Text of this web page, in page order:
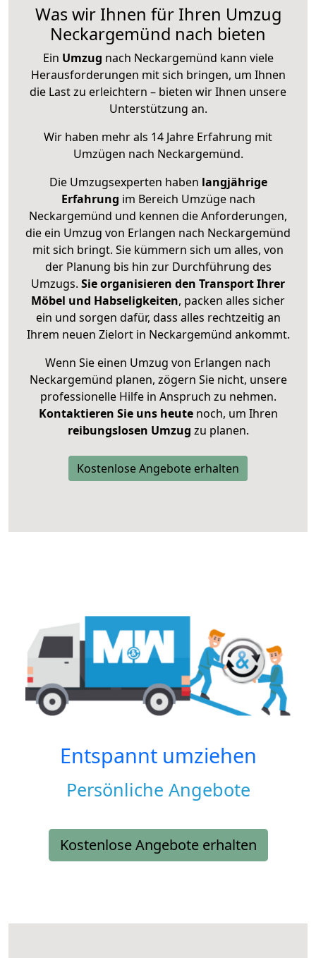
Was wir Ihnen für Ihren Umzug
Neckargemünd nach bieten
Ein Umzug nach Neckargemünd kann viele
Herausforderungen mit sich bringen, um Ihnen
die Last zu erleichtern – bieten wir Ihnen unsere
Unterstützung an.
Wir haben mehr als 14 Jahre Erfahrung mit
Umzügen nach Neckargemünd.
Die Umzugsexperten haben langjährige
Erfahrung im Bereich Umzüge nach
Neckargemünd und kennen die Anforderungen,
die ein Umzug von Erlangen nach Neckargemünd
mit sich bringt. Sie kümmern sich um alles, von
der Planung bis hin zur Durchführung des
Umzugs. Sie organisieren den Transport Ihrer
Möbel und Habseligkeiten, packen alles sicher
ein und sorgen dafür, dass alles rechtzeitig an
Ihrem neuen Zielort in Neckargemünd ankommt.
Wenn Sie einen Umzug von Erlangen nach
Neckargemünd planen, zögern Sie nicht, unsere
professionelle Hilfe in Anspruch zu nehmen.
Kontaktieren Sie uns heutenoch, um Ihren
reibungslosen Umzug zu planen.
Kostenlose Angebote erhalten
Entspannt umziehen
Persönliche Angebote
Kostenlose Angebote erhalten